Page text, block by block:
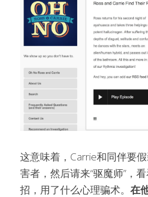
这意味着，Carrie和同伴要
害者，然后请来“驱魔师”，
招，用了什么心理骗术。 在